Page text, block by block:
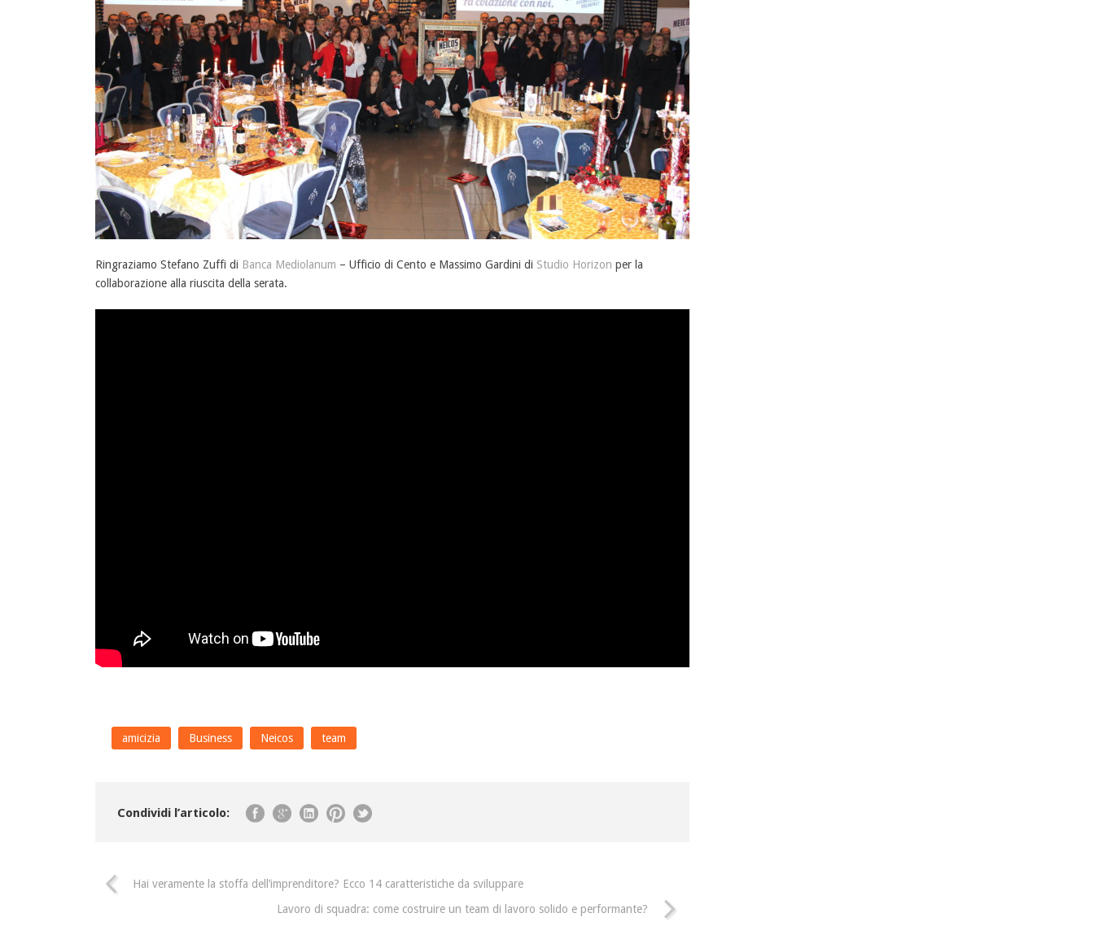
Ringraziamo Stefano Zuffi di Banca Mediolanum – Ufficio di Cento e Massimo Gardini di Studio Horizon per la
collaborazione alla riuscita della serata.
amicizia Business Neicos team
Condividi l’articolo:
Hai veramente la stoffa dell’imprenditore? Ecco 14 caratteristiche da sviluppare
Lavoro di squadra: come costruire un team di lavoro solido e performante?